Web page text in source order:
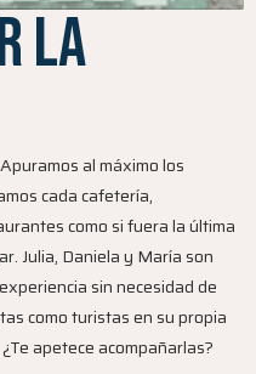
la
al máximo los
cada cafetería,
como si fuera la última
Julia, Daniela y María son
sin necesidad de
como turistas en su propia
apetece acompañarlas?